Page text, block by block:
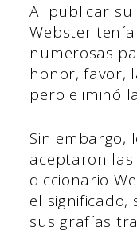
Al publicar su
Webster
numerosas
honor, favor,
pero eliminó
Sin embargo,
aceptaron las
diccionario
el significado,
sus grafías